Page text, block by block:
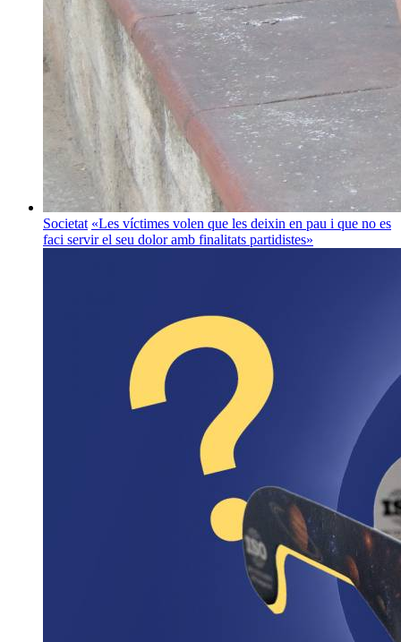
Societat «Les víctimes volen que les deixin en pau i que no es
faci servir el seu dolor amb finalitats partidistes»